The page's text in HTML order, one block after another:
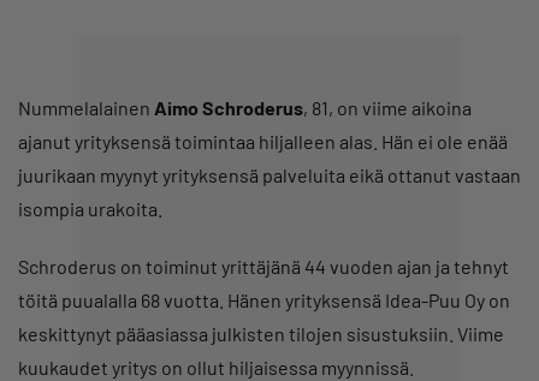
Nummelalainen Aimo Schroderus, 81, on viime aikoina
ajanut yrityksensä toimintaa hiljalleen alas. Hän ei ole enää
juurikaan myynyt yrityksensä palveluita eikä ottanut vastaan
isompia urakoita.
Schroderus on toiminut yrittäjänä 44 vuoden ajan ja tehnyt
töitä puualalla 68 vuotta. Hänen yrityksensä Idea-Puu Oy on
keskittynyt pääasiassa julkisten tilojen sisustuksiin. Viime
kuukaudet yritys on ollut hiljaisessa myynnissä.